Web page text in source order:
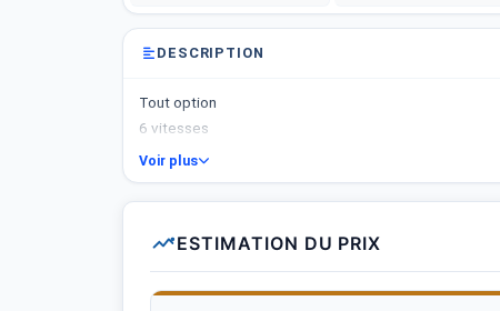
DESCRIPTION
Tout option
6 vitesses
Voir plus
ESTIMATION DU PRIX